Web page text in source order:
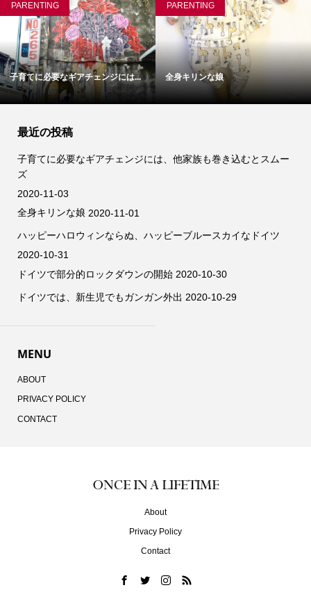
PARENTING
子育てに必要なギアチェンジには...
PARENTING
全身キリンな娘
最近の投稿
子育てに必要なギアチェンジには、他家族も巻き込むとスムー
ズ
2020-11-03
全身キリンな娘 2020-11-01
ハッピーハロウィンならぬ、ハッピーブルースカイなドイツ
2020-10-31
ドイツで部分的ロックダウンの開始 2020-10-30
ドイツでは、新生児でもガンガン外出 2020-10-29
MENU
ABOUT
PRIVACY POLICY
CONTACT
About
Privacy Policy
Contact